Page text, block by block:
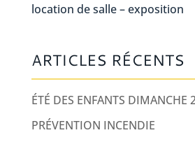
location de salle – exposition
ARTICLES RÉCENTS
ÉTÉ DES ENFANTS DIMANCHE
PRÉVENTION INCENDIE